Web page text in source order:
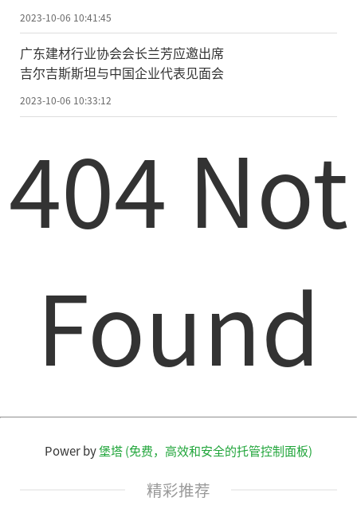
2023-10-06 10:41:45
广东建材行业协会会长兰芳应邀出席
吉尔吉斯斯坦与中国企业代表见面会
2023-10-06 10:33:12
404 Not
Found
Power by堡塔 (免费，高效和安全的托管控制面板)
精彩推荐